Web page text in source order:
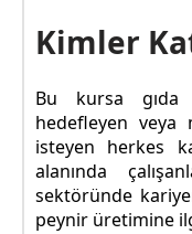
Kimler
Bu kursa gıda
hedefleyen veya
isteyen herkes
alanında
sektöründe
peynir üretimine